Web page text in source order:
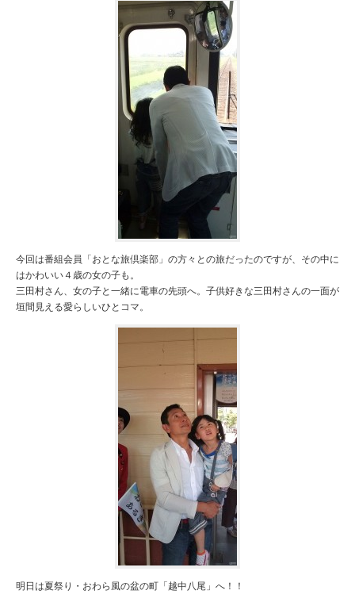
今回は番組会員「おとな旅倶楽部」の方々との旅だったのですが、その中に
はかわいい４歳の女の子も。
三田村さん、女の子と一緒に電車の先頭へ。子供好きな三田村さんの一面が
垣間見える愛らしいひとコマ。
明日は夏祭り・おわら風の盆の町「越中八尾」へ！！